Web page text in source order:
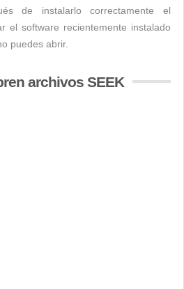
de instalarlo correctamente el
el software recientemente instalado
puedes abrir.
archivos SEEK